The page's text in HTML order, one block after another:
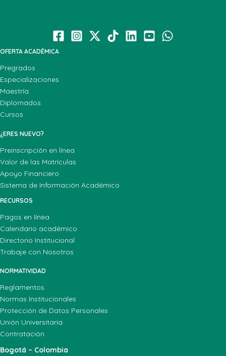
OFERTA ACADÉMICA
Pregrados
Especializaciones
Maestría
Diplomados
Cursos
¿ERES NUEVO?
Preinscripción en línea
Valor de las Matrículas
Apoyo Financiero
Sistema de Información Académico
RECURSOS
Pagos en línea
Calendario académico
Directorio Institucional
Trabaje con Nosotros
NORMATIVIDAD
Reglamentos
Normas Institucionales
Protección de Datos Personales
Unión Universitaria
Contratación
Bogotá – Colombia